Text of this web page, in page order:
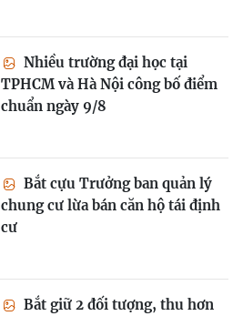
Nhiều trường đại học tại
TPHCM và Hà Nội công bố điểm
chuẩn ngày 9/8
Bắt cựu Trưởng ban quản lý
chung cư lừa bán căn hộ tái định
cư
Bắt giữ 2 đối tượng, thu hơn